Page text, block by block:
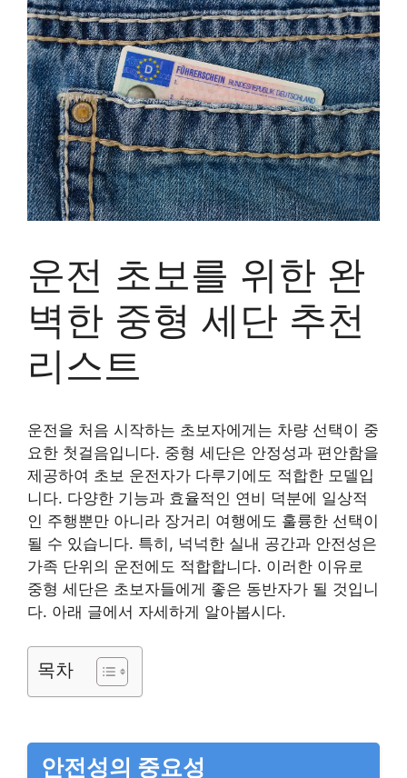
운전 초보를 위한 완
벽한 중형 세단 추천
리스트
운전을 처음 시작하는 초보자에게는 차량 선택이 중
요한 첫걸음입니다. 중형 세단은 안정성과 편안함을
제공하여 초보 운전자가 다루기에도 적합한 모델입
니다. 다양한 기능과 효율적인 연비 덕분에 일상적
인 주행뿐만 아니라 장거리 여행에도 훌륭한 선택이
될 수 있습니다. 특히, 넉넉한 실내 공간과 안전성은
가족 단위의 운전에도 적합합니다. 이러한 이유로
중형 세단은 초보자들에게 좋은 동반자가 될 것입니
다. 아래 글에서 자세하게 알아봅시다.
목차
안전성의 중요성